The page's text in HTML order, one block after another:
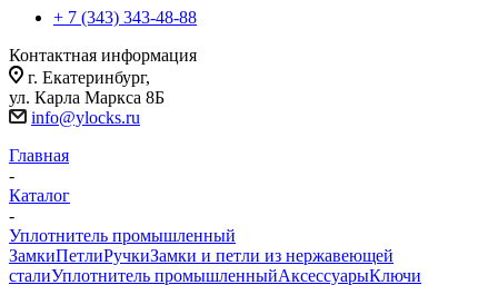
+ 7 (343) 343-48-88
Контактная информация
г. Екатеринбург,
ул. Карла Маркса 8Б
info@ylocks.ru
Главная
-
Каталог
-
Уплотнитель промышленный
ЗамкиПетлиРучкиЗамки и петли из нержавеющей
сталиУплотнитель промышленныйАксессуарыКлючи